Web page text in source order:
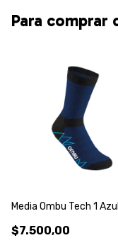
Para
Media Ombu Tech 1 Azul
$7.500,00